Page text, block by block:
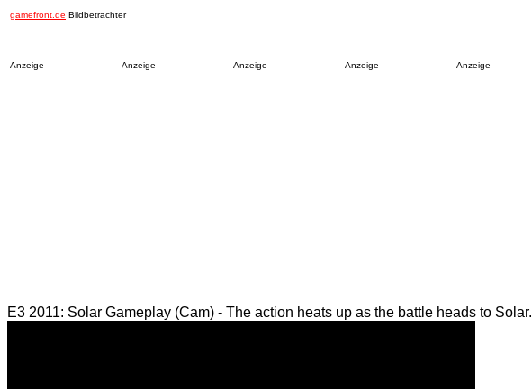
gamefront.de Bildbetrachter
Anzeige Anzeige Anzeige Anzeige Anzeige
E3 2011: Solar Gameplay (Cam) - The action heats up as the battle heads to Solar.